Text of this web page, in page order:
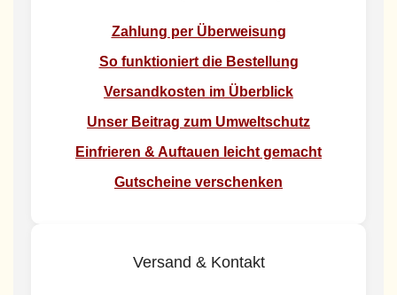
Zahlung per Überweisung
So funktioniert die Bestellung
Versandkosten im Überblick
Unser Beitrag zum Umweltschutz
Einfrieren & Auftauen leicht gemacht
Gutscheine verschenken
Versand & Kontakt